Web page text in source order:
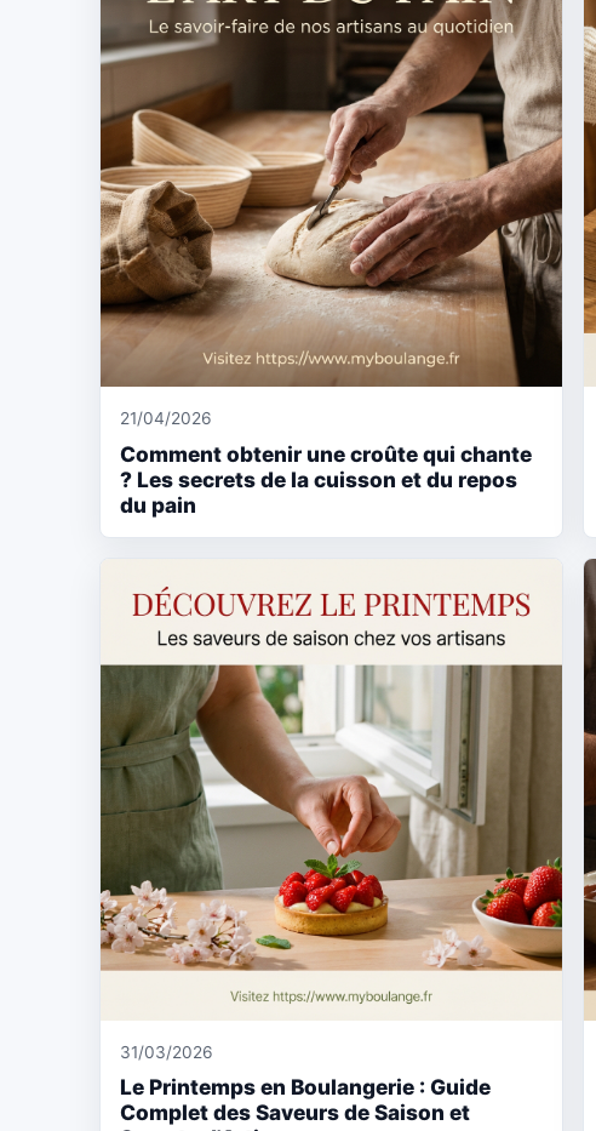
21/04/2026
Comment obtenir une croûte qui chante
? Les secrets de la cuisson et du repos
du pain
31/03/2026
Le Printemps en Boulangerie : Guide
Complet des Saveurs de Saison et